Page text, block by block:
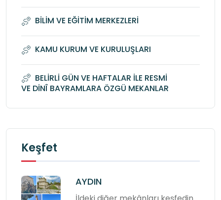
BİLİM VE EĞİTİM MERKEZLERİ
KAMU KURUM VE KURULUŞLARI
BELİRLİ GÜN VE HAFTALAR İLE RESMİ
VE DİNÎ BAYRAMLARA ÖZGÜ MEKANLAR
Keşfet
AYDIN